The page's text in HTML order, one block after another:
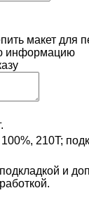
макет для
информацию
210T;
и